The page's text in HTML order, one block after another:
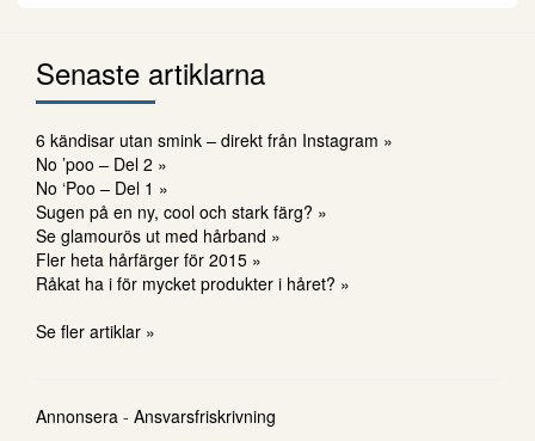
Senaste artiklarna
6 kändisar utan smink – direkt från Instagram »
No ’poo – Del 2 »
No ‘Poo – Del 1 »
Sugen på en ny, cool och stark färg? »
Se glamourös ut med hårband »
Fler heta hårfärger för 2015 »
Råkat ha i för mycket produkter i håret? »
Se fler artiklar »
Annonsera - Ansvarsfriskrivning